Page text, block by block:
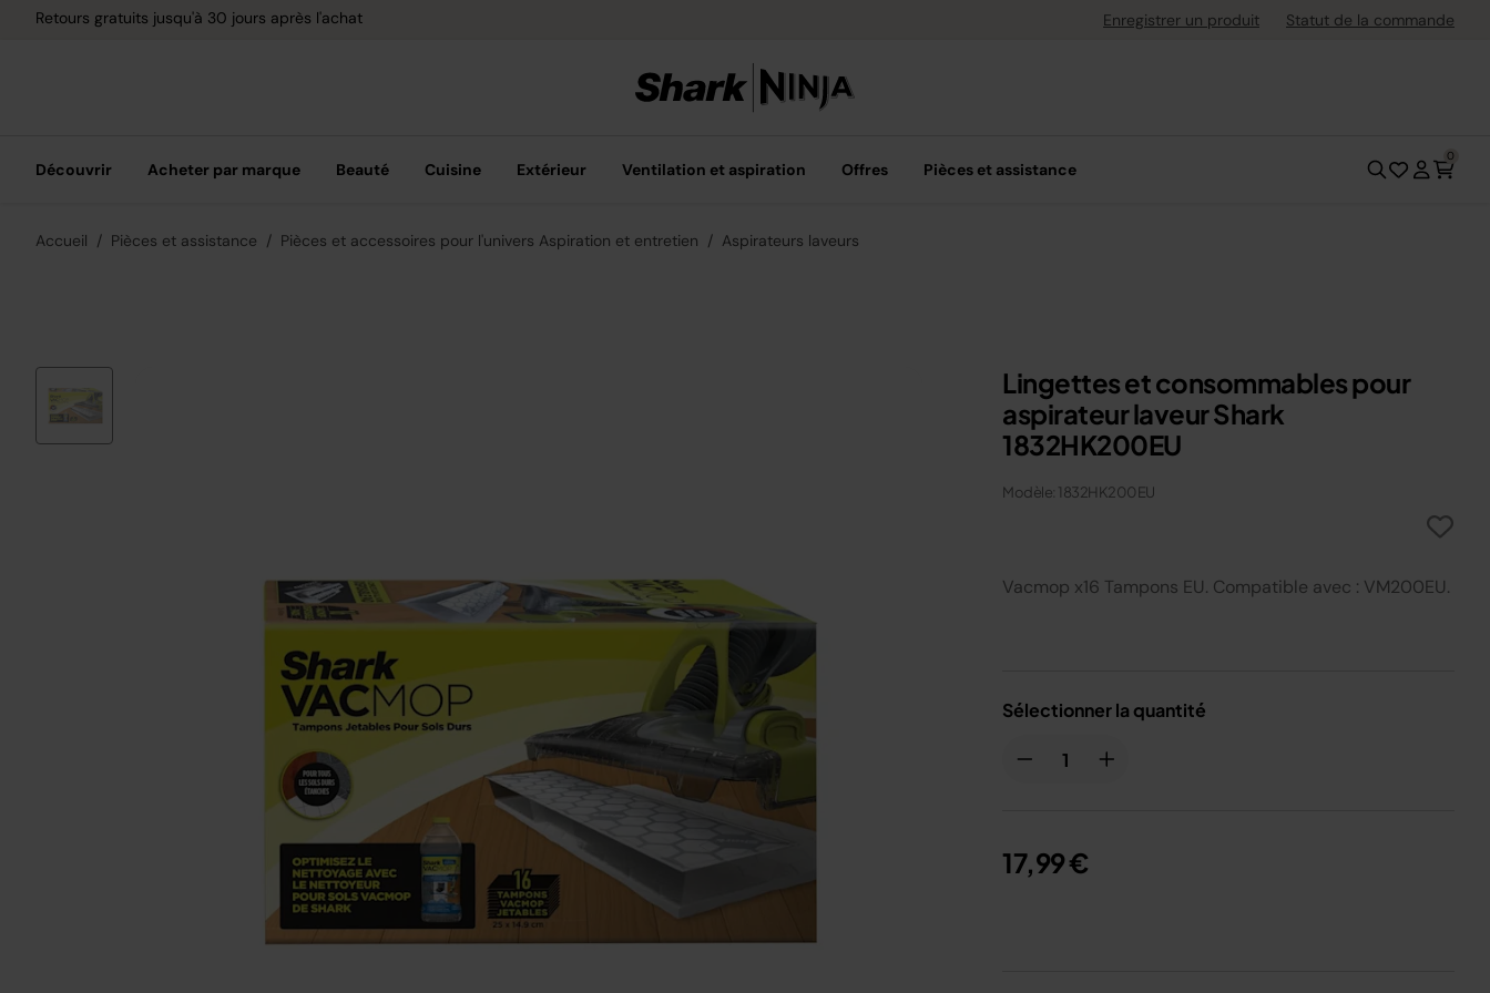
Retours gratuits jusqu'à 30 jours après l'achat Options de paiement flexible avec KlarnaEnregistrer un produit Statut de la commande
Découvrir Acheter par marque Beauté Cuisine Extérieur Ventilation et aspiration Offres Pièces et assistance
0
Accueil Pièces et assistance Pièces et accessoires pour l'univers Aspiration et entretien Aspirateurs laveurs
Lingettes et consommables pour
aspirateur laveur Shark
1832HK200EU
Modèle: 1832HK200EU
Vacmop x16 Tampons EU. Compatible avec : VM200EU.
Sélectionner la quantité
17,99 €